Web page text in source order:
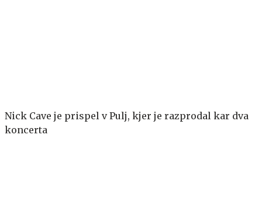
Nick Cave je prispel v Pulj, kjer je razprodal kar dva
koncerta